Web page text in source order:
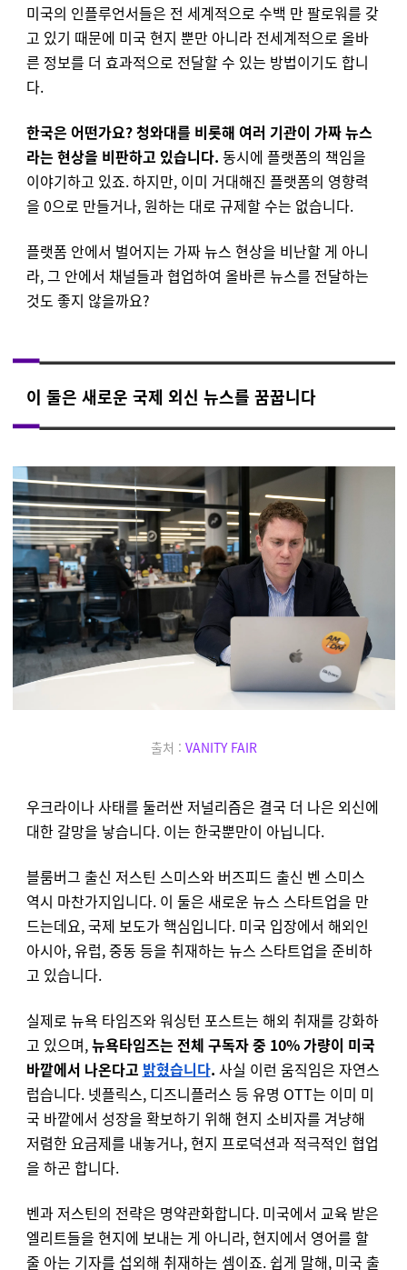
미국의 인플루언서들은 전 세계적으로 수백 만 팔로워를 갖
고 있기 때문에 미국 현지 뿐만 아니라 전세계적으로 올바
른 정보를 더 효과적으로 전달할 수 있는 방법이기도 합니
다.
한국은 어떤가요? 청와대를 비롯해 여러 기관이 가짜 뉴스
라는 현상을 비판하고 있습니다. 동시에 플랫폼의 책임을
이야기하고 있죠. 하지만, 이미 거대해진 플랫폼의 영향력
을 0으로 만들거나, 원하는 대로 규제할 수는 없습니다.
플랫폼 안에서 벌어지는 가짜 뉴스 현상을 비난할 게 아니
라, 그 안에서 채널들과 협업하여 올바른 뉴스를 전달하는
것도 좋지 않을까요?
이 둘은 새로운 국제 외신 뉴스를 꿈꿉니다
출처 : VANITY FAIR
우크라이나 사태를 둘러싼 저널리즘은 결국 더 나은 외신에
대한 갈망을 낳습니다. 이는 한국뿐만이 아닙니다.
블룸버그 출신 저스틴 스미스와 버즈피드 출신 벤 스미스
역시 마찬가지입니다. 이 둘은 새로운 뉴스 스타트업을 만
드는데요, 국제 보도가 핵심입니다. 미국 입장에서 해외인
아시아, 유럽, 중동 등을 취재하는 뉴스 스타트업을 준비하
고 있습니다.
실제로 뉴욕 타임즈와 워싱턴 포스트는 해외 취재를 강화하
고 있으며,뉴욕타임즈는 전체 구독자 중 10% 가량이 미국
바깥에서 나온다고 밝혔습니다. 사실 이런 움직임은 자연스
럽습니다. 넷플릭스, 디즈니플러스 등 유명 OTT는 이미 미
국 바깥에서 성장을 확보하기 위해 현지 소비자를 겨냥해
저렴한 요금제를 내놓거나, 현지 프로덕션과 적극적인 협업
을 하곤 합니다.
벤과 저스틴의 전략은 명약관화합니다. 미국에서 교육 받은
엘리트들을 현지에 보내는 게 아니라, 현지에서 영어를 할
줄 아는 기자를 섭외해 취재하는 셈이죠. 쉽게 말해, 미국 출